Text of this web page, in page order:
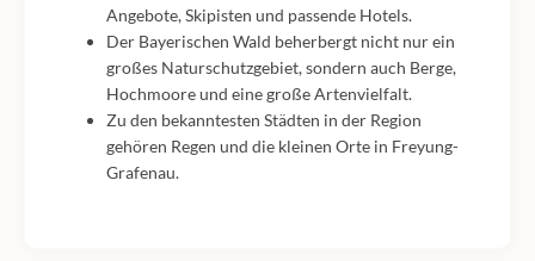
Angebote, Skipisten und passende Hotels.
Der Bayerischen Wald beherbergt nicht nur ein
großes Naturschutzgebiet, sondern auch Berge,
Hochmoore und eine große Artenvielfalt.
Zu den bekanntesten Städten in der Region
gehören Regen und die kleinen Orte in Freyung-
Grafenau.